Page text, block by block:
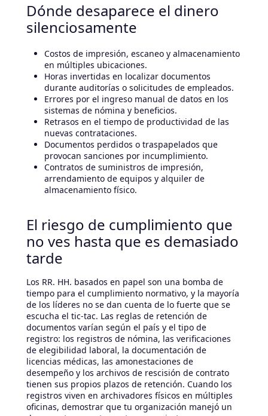
Dónde desaparece el dinero
silenciosamente
Costos de impresión, escaneo y almacenamiento
en múltiples ubicaciones.
Horas invertidas en localizar documentos
durante auditorías o solicitudes de empleados.
Errores por el ingreso manual de datos en los
sistemas de nómina y beneficios.
Retrasos en el tiempo de productividad de las
nuevas contrataciones.
Documentos perdidos o traspapelados que
provocan sanciones por incumplimiento.
Contratos de suministros de impresión,
arrendamiento de equipos y alquiler de
almacenamiento físico.
El riesgo de cumplimiento que
no ves hasta que es demasiado
tarde
Los RR. HH. basados en papel son una bomba de
tiempo para el cumplimiento normativo, y la mayoría
de los líderes no se dan cuenta de lo fuerte que se
escucha el tic-tac. Las reglas de retención de
documentos varían según el país y el tipo de
registro: los registros de nómina, las verificaciones
de elegibilidad laboral, la documentación de
licencias médicas, las amonestaciones de
desempeño y los archivos de rescisión de contrato
tienen sus propios plazos de retención. Cuando los
registros viven en archivadores físicos en múltiples
oficinas, demostrar que tu organización manejó un